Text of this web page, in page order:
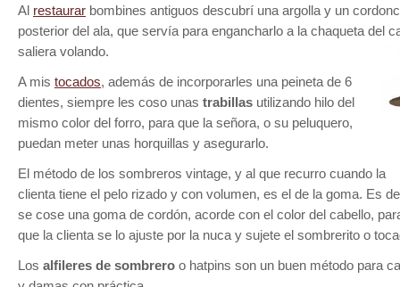
Al restaurar bombines antiguos descubrí una argolla y un
posterior del ala, que servía para engancharlo a la chaqueta del
saliera volando.
A mis tocados, además de incorporarles una peineta de 6
dientes, siempre les coso unas trabillas utilizando hilo del
mismo color del forro, para que la señora, o su peluquero,
puedan meter unas horquillas y asegurarlo.
El método de los sombreros vintage, y al que recurro cuando la
clienta tiene el pelo rizado y con volumen, es el de la goma. Es
se cose una goma de cordón, acorde con el color del cabello,
que la clienta se lo ajuste por la nuca y sujete el sombrerito o
Los alfileres de sombrero o hatpins son un buen método para